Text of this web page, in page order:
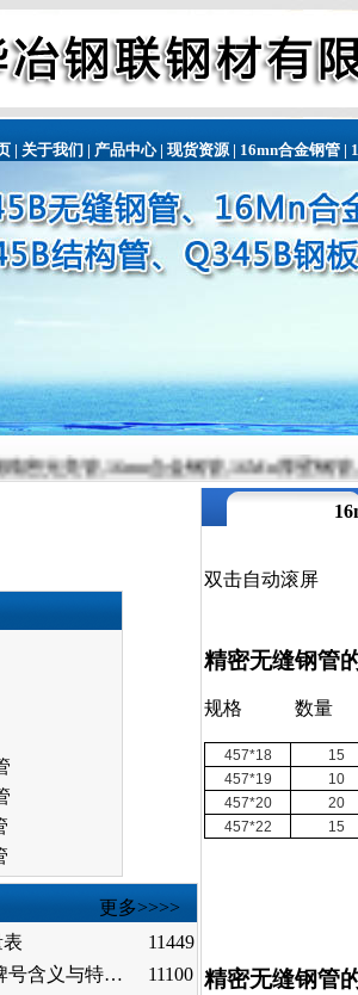
| 关于我们 | 产品中心| 现货资源| 16mn合金钢管|
亮管,16mn合金钢管,16Mn厚壁钢管
更多>>>>
11449
号含义与特…
11100
双击自动滚屏
精密无缝钢管
规格 数
457*18
15
457*19
10
457*20
20
457*22
15
精密无缝钢管